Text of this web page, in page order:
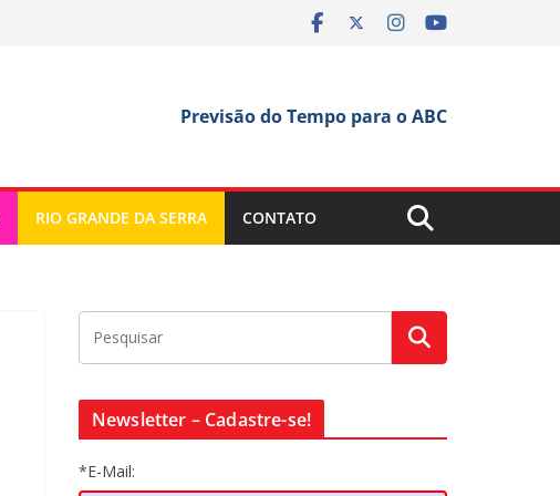
Previsão do Tempo para o ABC
RIO GRANDE DA SERRA CONTATO
Newsletter – Cadastre-se!
*E-Mail: